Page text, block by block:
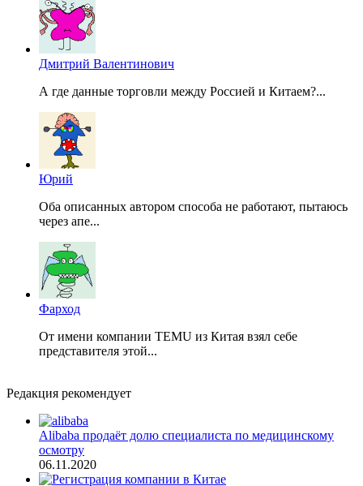
Дмитрий Валентинович
А где данные торговли между Россией и Китаем?...
Юрий
Оба описанных автором способа не работают, пытаюсь
через апе...
Фарход
От имени компании TEMU из Китая взял себе
представителя этой...
Редакция рекомендует
Alibaba продаёт долю специалиста по медицинскому
осмотру
06.11.2020